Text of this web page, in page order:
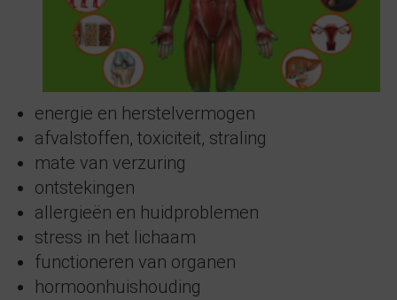
energie en herstelvermogen
afvalstoffen, toxiciteit, straling
mate van verzuring
ontstekingen
allergieën en huidproblemen
stress in het lichaam
functioneren van organen
hormoonhuishouding